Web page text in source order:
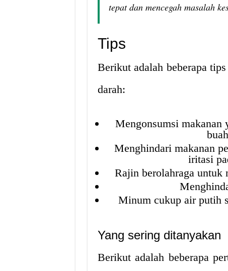
tepat dan mencegah masalah
Tips
Berikut adalah beberapa
darah:
Mengonsumsi makanan
Menghindari makanan
iritasi
Rajin berolahraga untuk
Minum cukup air putih
Yang sering ditanyakan
Berikut adalah beberapa